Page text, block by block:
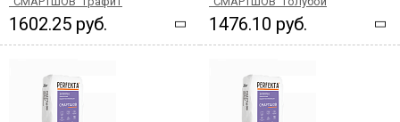
1602.25 руб. 1476.10 руб.